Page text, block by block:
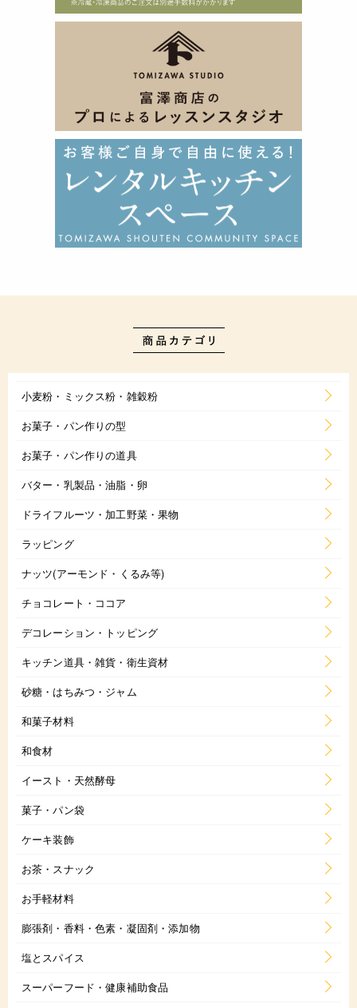
小麦粉・ミックス粉・雑穀粉
お菓子・パン作りの型
お菓子・パン作りの道具
バター・乳製品・油脂・卵
ドライフルーツ・加工野菜・果物
ラッピング
ナッツ(アーモンド・くるみ等)
チョコレート・ココア
デコレーション・トッピング
キッチン道具・雑貨・衛生資材
砂糖・はちみつ・ジャム
和菓子材料
和食材
イースト・天然酵母
菓子・パン袋
ケーキ装飾
お茶・スナック
お手軽材料
膨張剤・香料・色素・凝固剤・添加物
塩とスパイス
スーパーフード・健康補助食品